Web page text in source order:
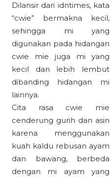
Dilansir dari idntimes, kata
“cwie” bermakna kecil,
sehingga mi yang
digunakan pada hidangan
cwie mie juga mi yang
kecil dan lebih lembut
dibanding hidangan mi
lainnya.
Cita rasa cwie mie
cenderung gurih dan asin
karena menggunakan
kuah kaldu rebusan ayam
dan bawang, berbeda
dengan mi ayam yang